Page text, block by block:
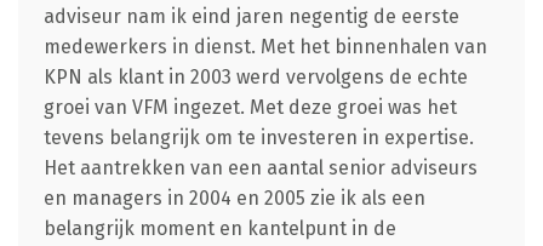
adviseur nam ik eind jaren negentig de eerste
medewerkers in dienst. Met het binnenhalen van
KPN als klant in 2003 werd vervolgens de echte
groei van VFM ingezet. Met deze groei was het
tevens belangrijk om te investeren in expertise.
Het aantrekken van een aantal senior adviseurs
en managers in 2004 en 2005 zie ik als een
belangrijk moment en kantelpunt in de